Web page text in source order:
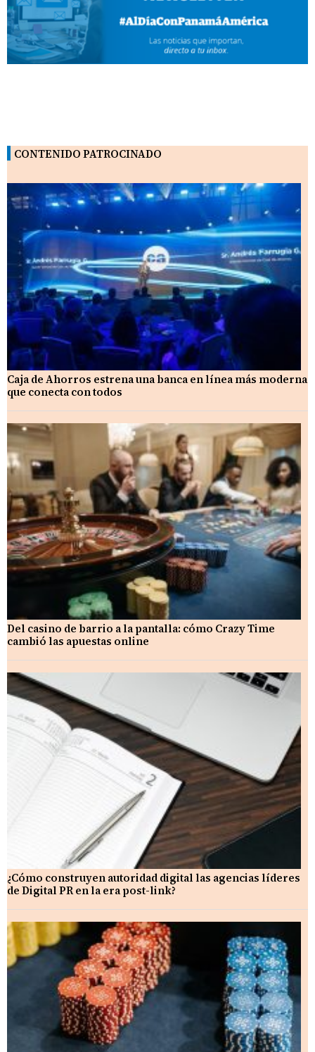
CONTENIDO PATROCINADO
Caja de Ahorros estrena una banca en línea más moderna
que conecta con todos
Del casino de barrio a la pantalla: cómo Crazy Time
cambió las apuestas online
¿Cómo construyen autoridad digital las agencias líderes
de Digital PR en la era post-link?